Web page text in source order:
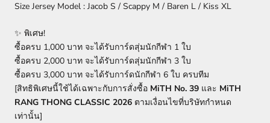
Size Jersey Model : Jacob S / Scappy M / Baren L / Kiss XL
✨ พิเศษ!
ซื้อครบ 1,000 บาท จะได้รับการ์ดสุ่มนักกีฬา 1 ใบ
ซื้อครบ 2,000 บาท จะได้รับการ์ดสุ่มนักกีฬา 3 ใบ
ซื้อครบ 3,000 บาท จะได้รับการ์ดนักกีฬา 6 ใบ ครบทีม
[สิทธิพิเศษนี้ใช้ได้เฉพาะกับการสั่งซื้อ MiTH No. 39 และ MiTH
RANG THONG CLASSIC 2026 ตามเงื่อนไขที่บริษัทกำหนด
เท่านั้น]